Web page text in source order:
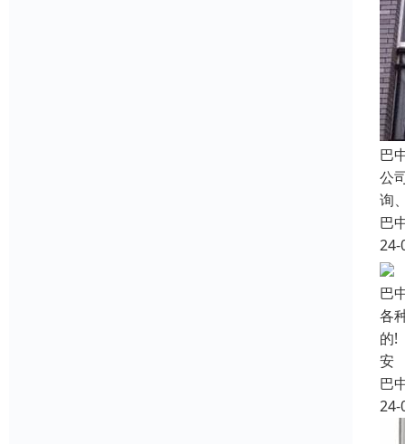
巴
公
询
巴
24-
巴
各
的!
安
巴
24-